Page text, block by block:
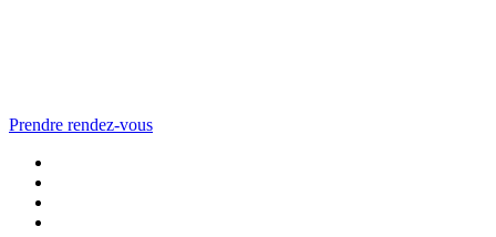
Prendre rendez-vous